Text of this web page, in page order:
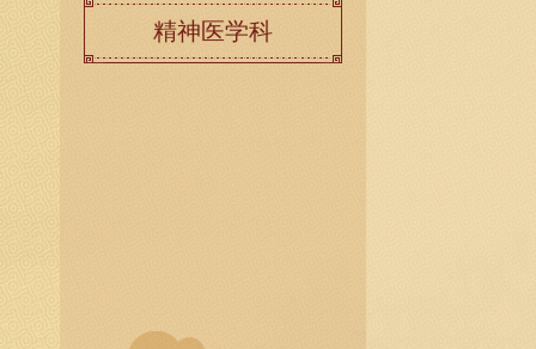
精神医学科